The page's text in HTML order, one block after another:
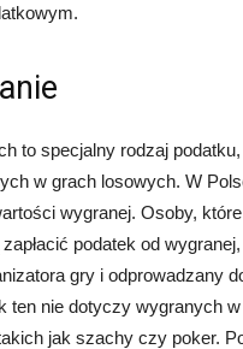
to specjalny rodzaj
w grach losowych. W
wygranej. Osoby,
podatek od
gry i odprowadzany
ten nie dotyczy wygranych
jak szachy czy poker.